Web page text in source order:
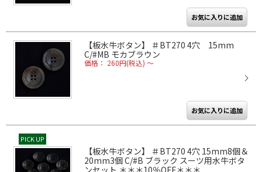
【板水牛ボタン】 ＃BT270 4穴 15mm
C/#MB モカブラウン
価格： 260円(税込) ～
PICK UP
【板水牛ボタン】 ＃BT270 4穴 15mm8個＆
20mm3個 C/#B ブラック スーツ用水牛ボタ
ンセット ＊＊＊10％OFF＊＊＊